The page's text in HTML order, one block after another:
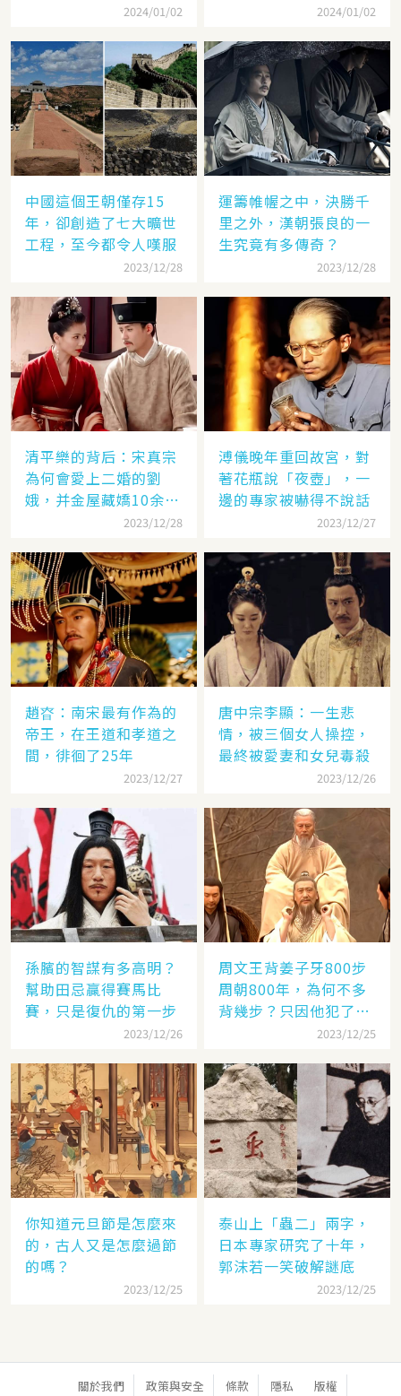
2024/01/02 2024/01/02
中國這個王朝僅存15
年，卻創造了七大曠世
工程，至今都令人嘆服
2023/12/28
運籌帷幄之中，決勝千
里之外，漢朝張良的一
生究竟有多傳奇？
2023/12/28
清平樂的背后：宋真宗
為何會愛上二婚的劉
娥，并金屋藏嬌10余
2023/12/28
溥儀晚年重回故宮，對
著花瓶說「夜壺」，一
邊的專家被嚇得不說話
2023/12/27
趙昚：南宋最有作為的
帝王，在王道和孝道之
間，徘徊了25年
2023/12/27
唐中宗李顯：一生悲
情，被三個女人操控，
最終被愛妻和女兒毒殺
2023/12/26
孫臏的智謀有多高明？
幫助田忌贏得賽馬比
賽，只是復仇的第一步
2023/12/26
周文王背姜子牙800步
周朝800年，為何不多
背幾步？只因他犯了個
2023/12/25
你知道元旦節是怎麼來
的，古人又是怎麼過節
的嗎？
2023/12/25
泰山上「蟲二」兩字，
日本專家研究了十年，
郭沫若一笑破解謎底
2023/12/25
關於我們 政策與安全 條款 隱私 版權